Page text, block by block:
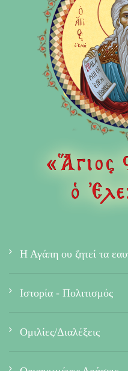
Η Αγάπη ου ζητεί τα
Ιστορία - Πολιτισμός
Ομιλίες/Διαλέξεις